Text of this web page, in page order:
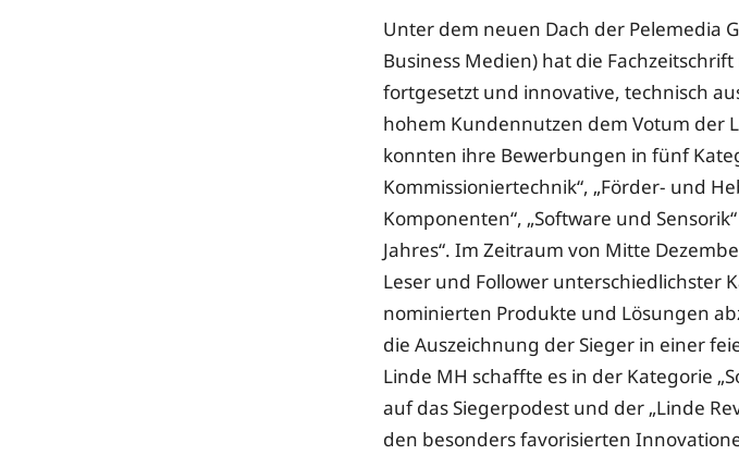
Unter dem neuen Dach der Pelemedia
Business Medien) hat die
fortgesetzt und innovative, technisch
hohem Kundennutzen dem Votum der
konnten ihre Bewerbungen in fünf
Kommissioniertechnik“, „Förder- und
Komponenten“, „Software und
Jahres“. Im Zeitraum von Mitte
Leser und Follower unterschiedlichster
nominierten Produkte und Lösungen
die Auszeichnung der Sieger in einer
Linde MH schaffte es in der Kategorie
auf das Siegerpodest und der „Linde
den besonders favorisierten